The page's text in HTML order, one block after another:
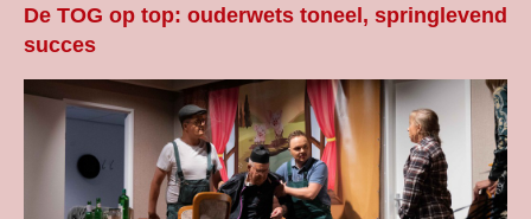
De TOG op top: ouderwets toneel, springlevend
succes